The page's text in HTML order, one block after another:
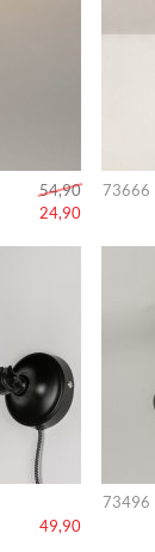
54,90
24,90
73666
49,90
73496
Info